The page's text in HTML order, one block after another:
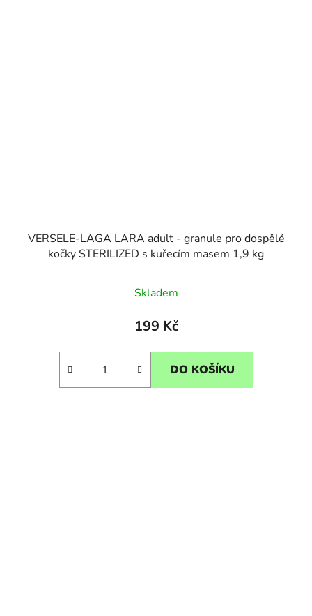
VERSELE-LAGA LARA adult - granule pro dospělé
kočky STERILIZED s kuřecím masem 1,9 kg
Skladem
199 Kč
DO KOŠÍKU